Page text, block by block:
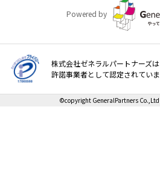
Powered by
株式会社ゼネラルパートナーズ
許諾事業者として認定されていま
©copyright GeneralPartners
障害のある新卒学生専門の就職エー
就労支援サービス